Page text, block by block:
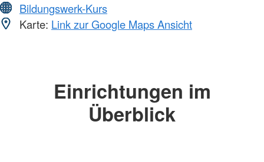
Bildungswerk-Kurs
Karte: Link zur Google Maps Ansicht
Einrichtungen im
Überblick